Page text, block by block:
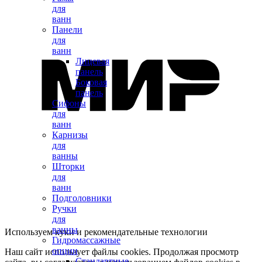
для
ванн
Панели
для
ванн
Лицевая
панель
Боковая
панель
Сифоны
для
ванн
Карнизы
для
ванны
Шторки
для
ванн
Подголовники
Ручки
для
ванны
Гидромассажные
опции
Используем куки и рекомендательные технологии
Наш сайт использует файлы cookies. Продолжая просмотр